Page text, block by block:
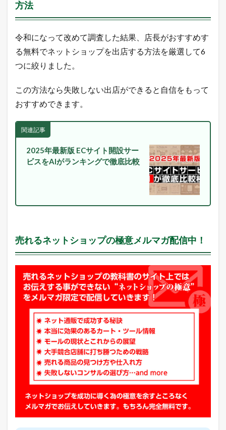
！
2
本
楽
天
場
と
ヤ
フ
ー
シ
れ
商
品
2.1
楽
天
市
場
総
合
デ
イ
リ
ー
ラ
キ
ン
グ
方法
令和になって改めて調査した結果、店長がおすすめす
る無料でネットショップを出店する方法を厳選して6
つに絞りました。
この方法なら失敗しない出店ができると自信をもって
おすすめできます。
関連記事
2025年最新版 ECサイト開設サー
ビスをAIがランキングで徹底比較
売れるネットショップの極意メルマガ配信中！